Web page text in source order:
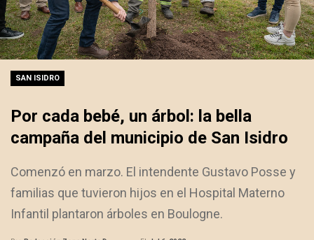
SAN ISIDRO
Por cada bebé, un árbol: la bella
campaña del municipio de San Isidro
Comenzó en marzo. El intendente Gustavo Posse y
familias que tuvieron hijos en el Hospital Materno
Infantil plantaron árboles en Boulogne.